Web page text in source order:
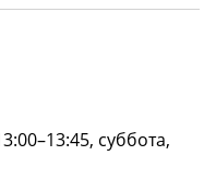
суббота,